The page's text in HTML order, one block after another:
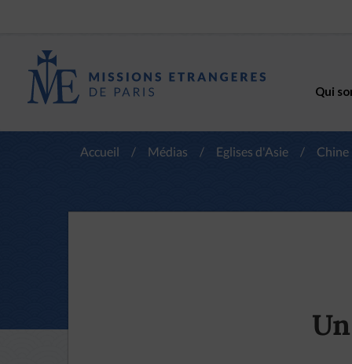
Qui
Accueil / Médias / Eglises d'Asie / Chine